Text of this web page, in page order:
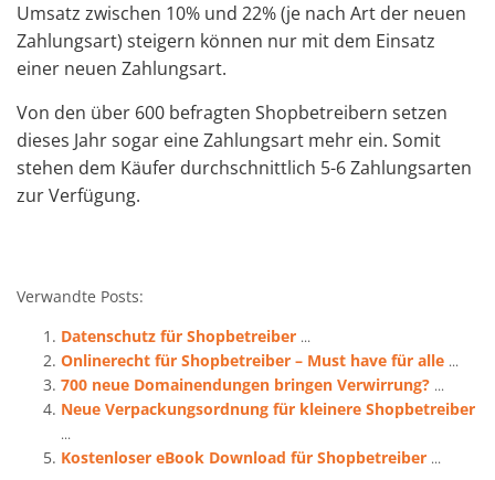
Umsatz zwischen 10% und 22% (je nach Art der neuen
Zahlungsart) steigern können nur mit dem Einsatz
einer neuen Zahlungsart.
Von den über 600 befragten Shopbetreibern setzen
dieses Jahr sogar eine Zahlungsart mehr ein. Somit
stehen dem Käufer durchschnittlich 5-6 Zahlungsarten
zur Verfügung.
Verwandte Posts:
Datenschutz für Shopbetreiber ...
Onlinerecht für Shopbetreiber – Must have für alle ...
700 neue Domainendungen bringen Verwirrung? ...
Neue Verpackungsordnung für kleinere Shopbetreiber
...
Kostenloser eBook Download für Shopbetreiber ...